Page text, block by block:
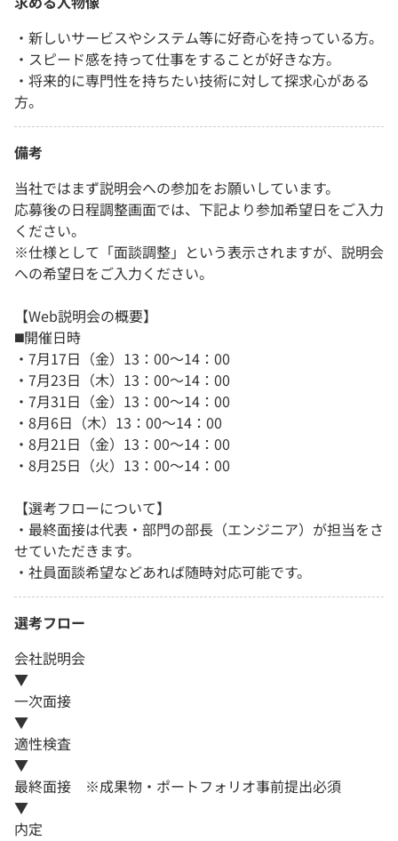
・新しいサービスやシステム等に好奇心を持っている方。
・スピード感を持って仕事をすることが好きな方。
・将来的に専門性を持ちたい技術に対して探求心がある
方。
備考
当社ではまず説明会への参加をお願いしています。
応募後の日程調整画面では、下記より参加希望日をご入力
ください。
※仕様として「面談調整」という表示されますが、説明会
への希望日をご入力ください。
【Web説明会の概要】
︎◼️開催日時
・7月17日（金）13：00～14：00
・7月23日（木）13：00～14：00
・7月31日（金）13：00～14：00
・8月6日（木）13：00～14：00
・8月21日（金）13：00～14：00
・8月25日（火）13：00～14：00
【選考フローについて】
・最終面接は代表・部門の部長（エンジニア）が担当をさ
せていただきます。
・社員面談希望などあれば随時対応可能です。
選考フロー
会社説明会
▼
一次面接
▼
適性検査
▼
最終面接 ※成果物・ポートフォリオ事前提出必須
▼
内定